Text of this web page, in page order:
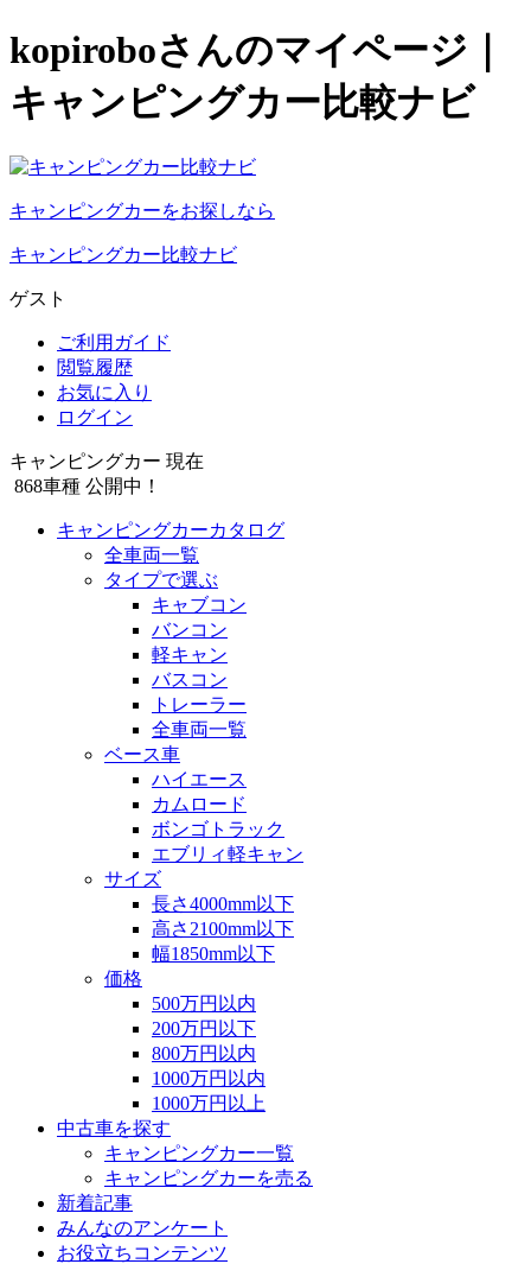
kopiroboさんのマイページ｜
キャンピングカー比較ナビ
キャンピングカーをお探しなら
キャンピングカー比較ナビ
ゲスト
ご利用ガイド
閲覧履歴
お気に入り
ログイン
キャンピングカー 現在
868車種 公開中！
キャンピングカーカタログ
全車両一覧
タイプで選ぶ
キャブコン
バンコン
軽キャン
バスコン
トレーラー
全車両一覧
ベース車
ハイエース
カムロード
ボンゴトラック
エブリィ軽キャン
サイズ
長さ4000mm以下
高さ2100mm以下
幅1850mm以下
価格
500万円以内
200万円以下
800万円以内
1000万円以内
1000万円以上
中古車を探す
キャンピングカー一覧
キャンピングカーを売る
新着記事
みんなのアンケート
お役立ちコンテンツ